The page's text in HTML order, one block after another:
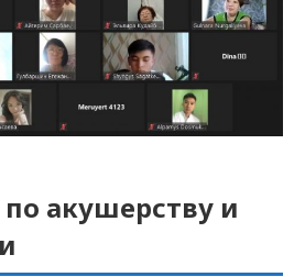
акушерству и